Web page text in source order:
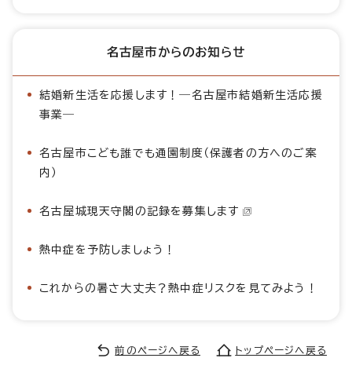
名古屋市からのお知らせ
結婚新生活を応援します！―名古屋市結婚新生活応援
事業―
名古屋市こども誰でも通園制度（保護者の方へのご案
内）
名古屋城現天守閣の記録を募集します
熱中症を予防しましょう！
これからの暑さ大丈夫？熱中症リスクを見てみよう！
前のページへ戻る トップページへ戻る